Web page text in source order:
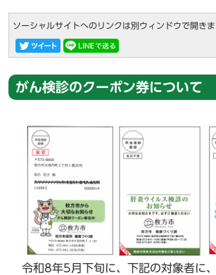
ソーシャルサイトへのリンクは別ウィンドウで開きま
がん検診のクーポン券について
令和8年5月下旬に、下記の対象者に